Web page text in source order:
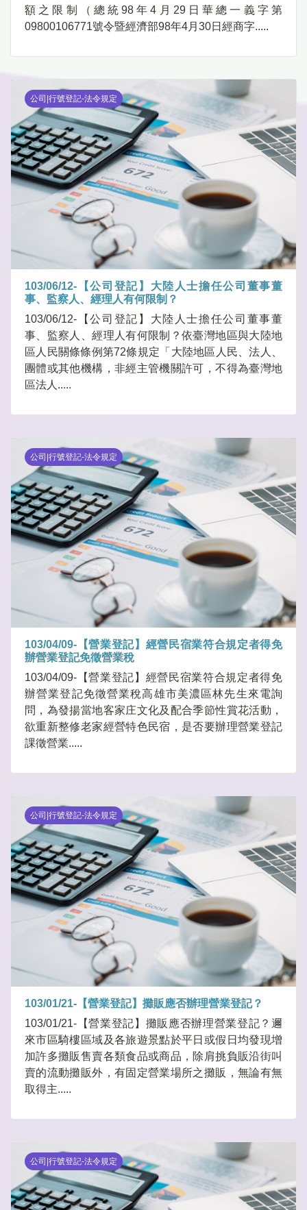
額之限制（總統98年4月29日華總一義字第
09800106771號令暨經濟部98年4月30日經商字.....
公司|行號登記-法令規定
103/06/12-【公司登記】大陸人士擔任公司董事董
事、監察人、經理人有何限制？
103/06/12-【公司登記】大陸人士擔任公司董事董
事、監察人、經理人有何限制？依臺灣地區與大陸地
區人民關條條例第72條規定「大陸地區人民、法人、
團體或其他機構，非經主管機關許可，不得為臺灣地
區法人.....
公司|行號登記-法令規定
103/04/09-【營業登記】經營民宿業符合規定者得免
辦營業登記免徵營業稅
103/04/09-【營業登記】經營民宿業符合規定者得免
辦營業登記免徵營業稅高雄市美濃區林先生來電詢
問，為發揚當地客家庄文化及配合季節性賞花活動，
欲重新整修老家經營特色民宿，是否要辦理營業登記
課徵營業.....
公司|行號登記-法令規定
103/01/21-【營業登記】攤販應否辦理營業登記？
103/01/21-【營業登記】攤販應否辦理營業登記？邇
來市區騎樓區域及各旅遊景點於平日或假日均發現增
加許多攤販售賣各類食品或商品，除肩挑負販沿街叫
賣的流動攤販外，有固定營業場所之攤販，無論有無
取得主.....
公司|行號登記-法令規定